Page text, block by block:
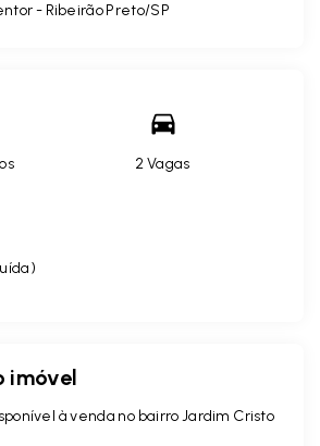
- Ribeirão Preto/SP
2 Vagas
)
imóvel
à venda no bairro Jardim Cristo